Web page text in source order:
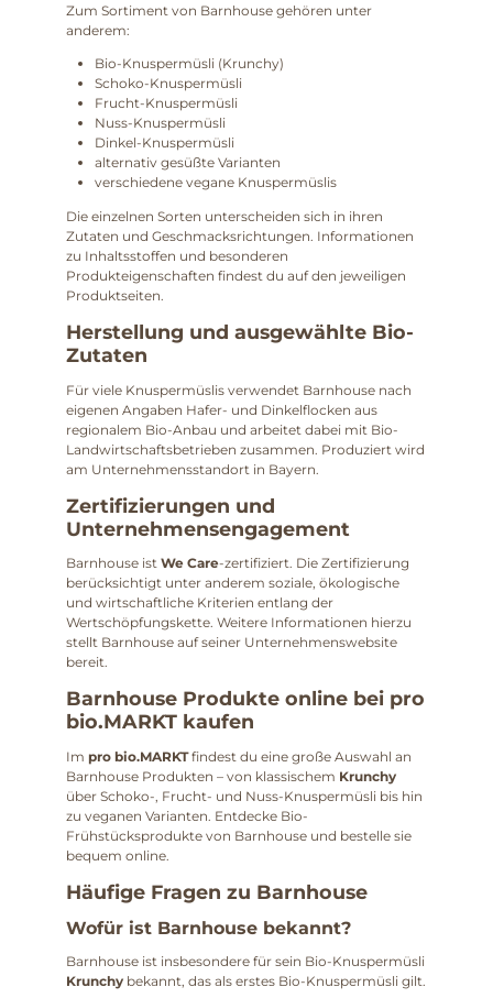
Zum Sortiment von Barnhouse gehören unter
anderem:
Bio-Knuspermüsli (Krunchy)
Schoko-Knuspermüsli
Frucht-Knuspermüsli
Nuss-Knuspermüsli
Dinkel-Knuspermüsli
alternativ gesüßte Varianten
verschiedene vegane Knuspermüslis
Die einzelnen Sorten unterscheiden sich in ihren
Zutaten und Geschmacksrichtungen. Informationen
zu Inhaltsstoffen und besonderen
Produkteigenschaften findest du auf den jeweiligen
Produktseiten.
Herstellung und ausgewählte Bio-
Zutaten
Für viele Knuspermüslis verwendet Barnhouse nach
eigenen Angaben Hafer- und Dinkelflocken aus
regionalem Bio-Anbau und arbeitet dabei mit Bio-
Landwirtschaftsbetrieben zusammen. Produziert wird
am Unternehmensstandort in Bayern.
Zertifizierungen und
Unternehmensengagement
Barnhouse ist We Care-zertifiziert. Die Zertifizierung
berücksichtigt unter anderem soziale, ökologische
und wirtschaftliche Kriterien entlang der
Wertschöpfungskette. Weitere Informationen hierzu
stellt Barnhouse auf seiner Unternehmenswebsite
bereit.
Barnhouse Produkte online bei pro
bio.MARKT kaufen
Im pro bio.MARKTfindest du eine große Auswahl an
Barnhouse Produkten – von klassischem Krunchy
über Schoko-, Frucht- und Nuss-Knuspermüsli bis hin
zu veganen Varianten. Entdecke Bio-
Frühstücksprodukte von Barnhouse und bestelle sie
bequem online.
Häufige Fragen zu Barnhouse
Wofür ist Barnhouse bekannt?
Barnhouse ist insbesondere für sein Bio-Knuspermüsli
Krunchy bekannt, das als erstes Bio-Knuspermüsli gilt.